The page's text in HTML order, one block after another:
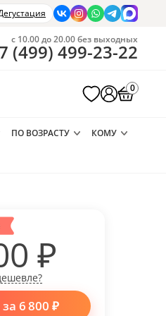
с 10.00 до 20.00 без выходных
(499) 499-23-22
0
ПО ВОЗРАСТУ
КОМУ
₽
6 800 ₽